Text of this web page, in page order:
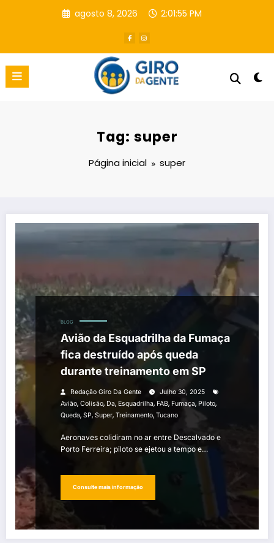
agosto 8, 2026 2:01:56 PM
Tag: super
Página inicial super
BLOG
Avião da Esquadrilha da Fumaça
fica destruído após queda
durante treinamento em SP
Redação Giro Da Gente
Julho 30, 2025
Avião, Colisão, Da, Esquadrilha, FAB, Fumaça, Piloto,
Queda, SP, Super, Treinamento, Tucano
Aeronaves colidiram no ar entre Descalvado e
Porto Ferreira; piloto se ejetou a tempo e…
Consulte mais informação